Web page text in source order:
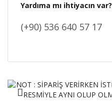
Yardıma mı ihtiyacın var?
(+90) 536 640 57 17